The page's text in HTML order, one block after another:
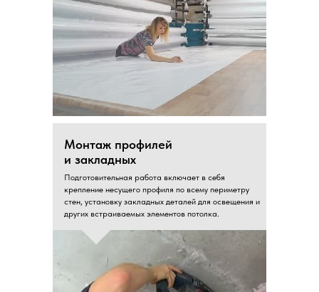
Подготовительная работа включает в себя
крепление несущего профиля по всему периметру
стен, установку закладных деталей для освещения и
других встраиваемых элементов потолка.
Монтаж профилей
и закладных